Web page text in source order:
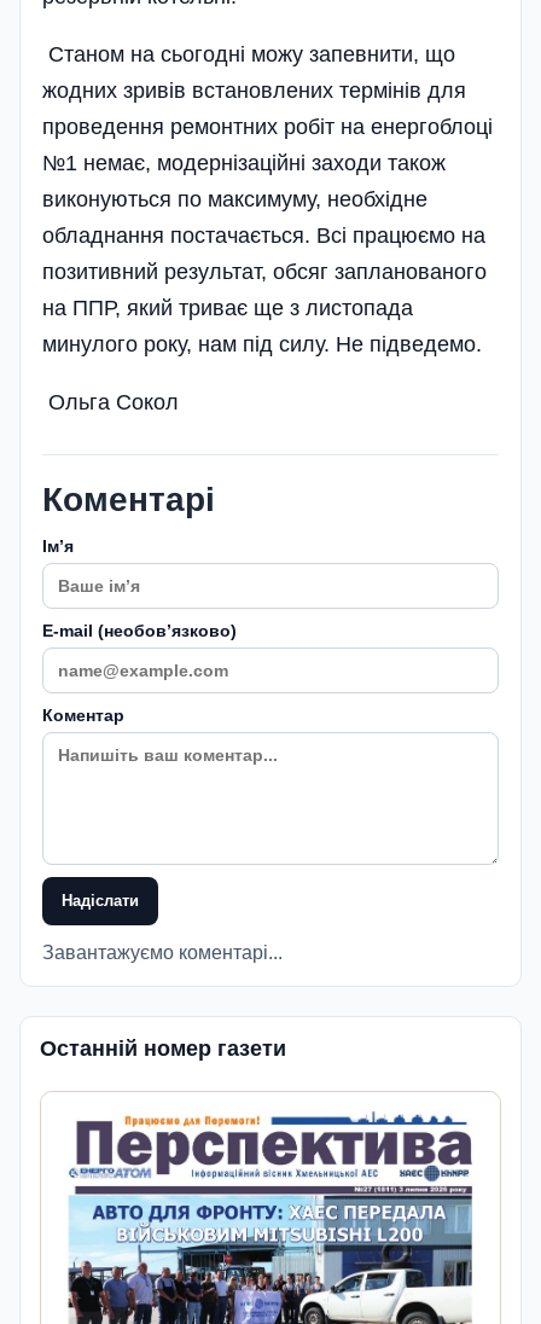
Станом на сьогодні можу запевнити, що
жодних зривів встановлених термінів для
проведення ремонтних робіт на енергоблоці
№1 немає, модернізаційні заходи також
виконуються по максимуму, необхідне
обладнання постачається. Всі працюємо на
позитивний результат, обсяг запланованого
на ППР, який триває ще з листопада
минулого року, нам під силу. Не підведемо.
Ольга Сокол
Коментарі
Імʼя
E-mail (необовʼязково)
Коментар
Надіслати
Завантажуємо коментарі...
Останній номер газети